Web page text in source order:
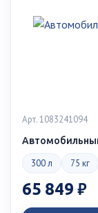
Арт. 1083241094
300 л 75 кг
65 849 ₽